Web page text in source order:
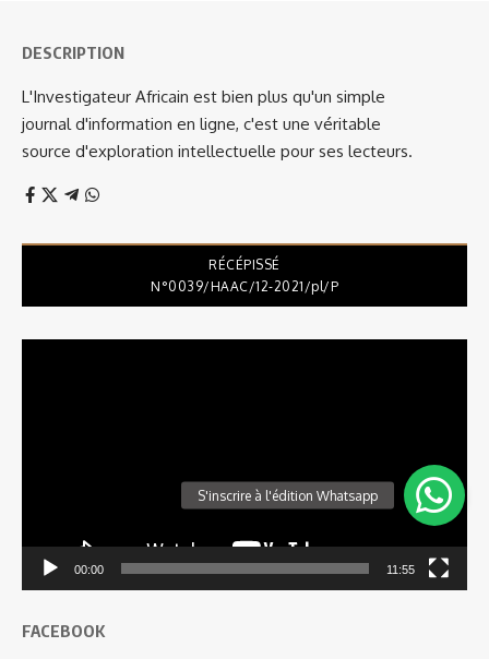
DESCRIPTION
L'Investigateur Africain est bien plus qu'un simple
journal d'information en ligne, c'est une véritable
source d'exploration intellectuelle pour ses lecteurs.
RÉCÉPISSÉ
N°0039/HAAC/12-2021/pl/P
00:00 11:55
FACEBOOK